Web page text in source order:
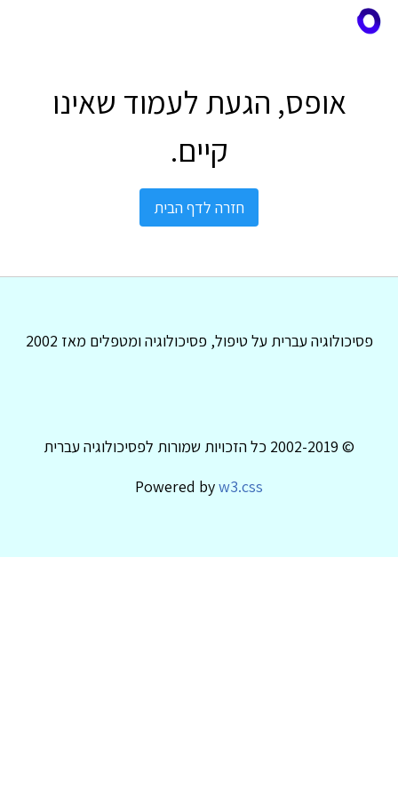
אופס, הגעת לעמוד שאינו
קיים.
חזרה לדף הבית
פסיכולוגיה עברית על טיפול, פסיכולוגיה ומטפלים מאז 2002
© 2002-2019 כל הזכויות שמורות לפסיכולוגיה עברית
Powered byw3.css